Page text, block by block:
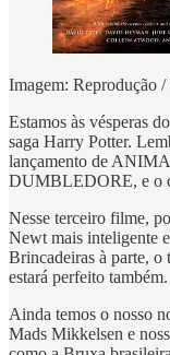
Imagem: Reprodução /
Estamos às vésperas
saga Harry Potter.
lançamento de
DUMBLEDORE, e o
Nesse terceiro filme,
Newt mais inteligente
Brincadeiras à parte,
estará perfeito também.
Ainda temos o nosso
Mads Mikkelsen e